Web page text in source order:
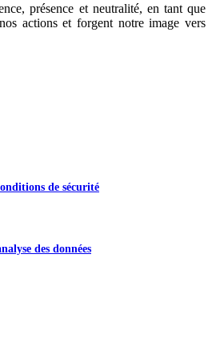
présence et neutralité, en tant que
actions et forgent notre image vers
de sécurité
des données